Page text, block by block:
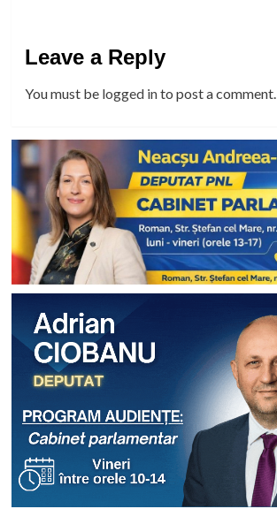
Leave a Reply
You must be logged into post a comment.